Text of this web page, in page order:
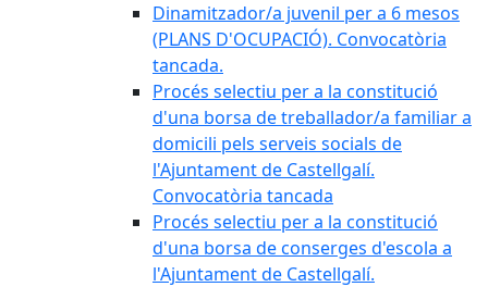
Dinamitzador/a juvenil per a 6 mesos
(PLANS D'OCUPACIÓ). Convocatòria
tancada.
Procés selectiu per a la constitució
d'una borsa de treballador/a familiar a
domicili pels serveis socials de
l'Ajuntament de Castellgalí.
Convocatòria tancada
Procés selectiu per a la constitució
d'una borsa de conserges d'escola a
l'Ajuntament de Castellgalí.